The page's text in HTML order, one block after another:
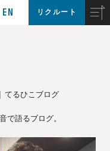
EN リクルート
てるひこブログ
で語るブログ。